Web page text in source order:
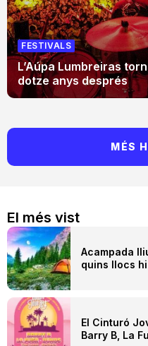
El més vist
Acampada
quins llocs
El Cinturó
Barry B, La
FESTIVALS
L’Aúpa Lumbreiras
dotze anys després
MÉS